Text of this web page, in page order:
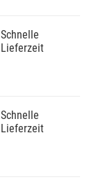
Schnelle
Lieferzeit
Schnelle
Lieferzeit